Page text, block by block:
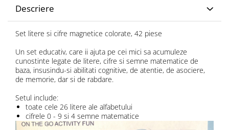
Descriere
Set litere si cifre magnetice colorate, 42 piese
Un set educativ, care ii ajuta pe cei mici sa acumuleze
cunostinte legate de litere, cifre si semne matematice de
baza, insusindu-si abilitati cognitive, de atentie, de asociere,
de memorie, dar si de rabdare.
Setul include:
toate cele 26 litere ale alfabetului
cifrele 0 - 9 si 4 semne matematice